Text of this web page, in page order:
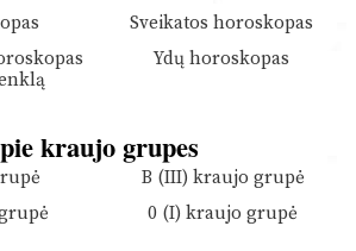
Sveikatos horoskopas
Ydų horoskopas
kraujo grupes
B (III) kraujo grupė
0 (I) kraujo grupė